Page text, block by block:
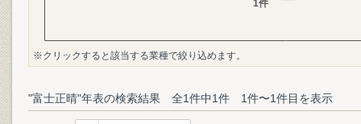
※クリックすると該当する業種で絞り込めます。
"富士正晴"年表の検索結果 全1件中1件 1件〜1件目を表示